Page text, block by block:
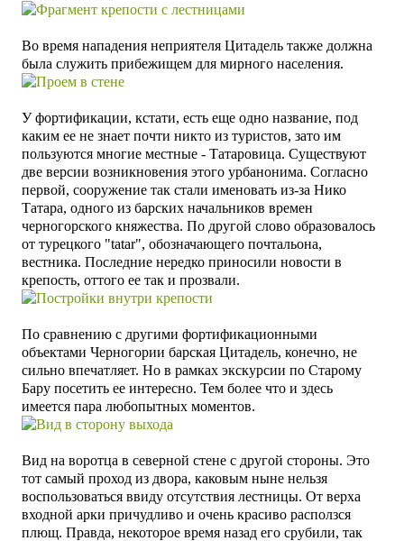
Во время нападения неприятеля Цитадель также должна
была служить прибежищем для мирного населения.
У фортификации, кстати, есть еще одно название, под
каким ее не знает почти никто из туристов, зато им
пользуются многие местные - Татаровица. Существуют
две версии возникновения этого урбанонима. Согласно
первой, сооружение так стали именовать из-за Нико
Татара, одного из барских начальников времен
черногорского княжества. По другой слово образовалось
от турецкого "tatar", обозначающего почтальона,
вестника. Последние нередко приносили новости в
крепость, оттого ее так и прозвали.
По сравнению с другими фортификационными
объектами Черногории барская Цитадель, конечно, не
сильно впечатляет. Но в рамках экскурсии по Старому
Бару посетить ее интересно. Тем более что и здесь
имеется пара любопытных моментов.
Вид на воротца в северной стене с другой стороны. Это
тот самый проход из двора, каковым ныне нельзя
воспользоваться ввиду отсутствия лестницы. От верха
входной арки причудливо и очень красиво расползся
плющ. Правда, некоторое время назад его срубили, так